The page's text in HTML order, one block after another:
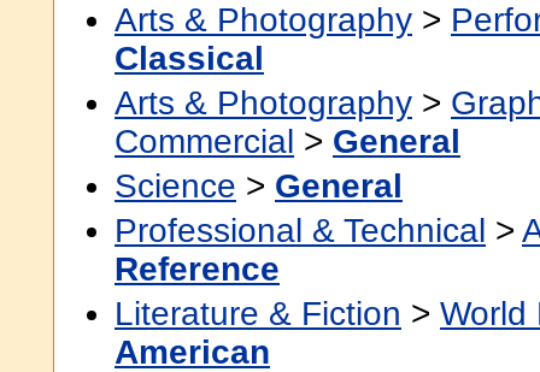
Arts & Photography >
Classical
Arts & Photography >
Commercial > General
Science > General
Professional & Technical >
Reference
Literature & Fiction > World
American